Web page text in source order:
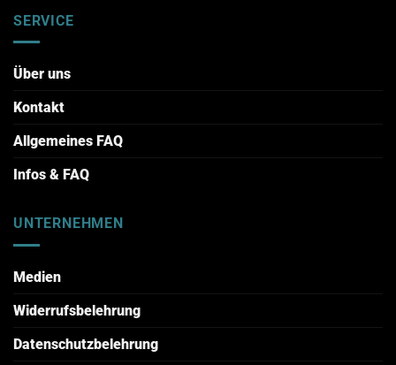
SERVICE
Über uns
Kontakt
Allgemeines FAQ
Infos & FAQ
UNTERNEHMEN
Medien
Widerrufsbelehrung
Datenschutzbelehrung